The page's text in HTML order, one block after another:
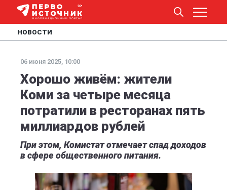
НОВОСТИ
06 июня 2025, 10:00
Хорошо живём: жители
Коми за четыре месяца
потратили в ресторанах пять
миллиардов рублей
При этом, Комистат отмечает спад доходов
в сфере общественного питания.